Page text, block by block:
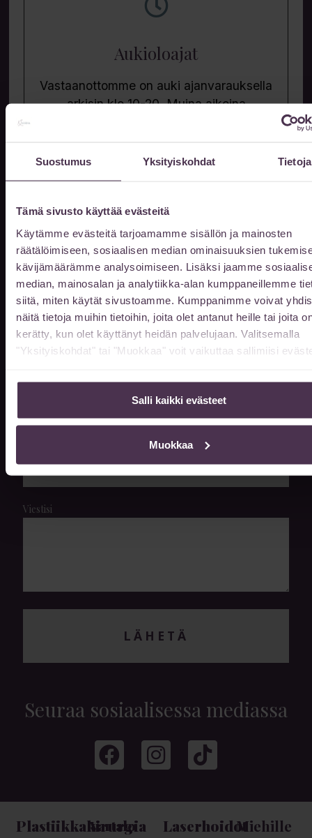
Suostumus Yksityiskohdat Tietoja
Tämä sivusto käyttää evästeitä
Käytämme evästeitä tarjoamamme sisällön ja mainosten
räätälöimiseen, sosiaalisen median ominaisuuksien
kävijämäärämme analysoimiseen. Lisäksi jaamme
median, mainosalan ja analytiikka-alan kumppaneillemme
siitä, miten käytät sivustoamme. Kumppanimme voivat
näitä tietoja muihin tietoihin, joita olet antanut heille tai joita
kerätty, kun olet käyttänyt heidän palvelujaan. Valitsemalla
"Yksityiskohdat" tai "Muokkaa" voit vaikuttaa sallimiisi
Salli kaikki evästeet
Muokkaa
Aukioloajat
Vastaanottomme on auki ajanvarauksella
arkisin klo 10-20. Muina aikoina
Kun saavut ennen klo 8, tai klo 16 jälkeen
Jätä meille viesti
Etunimi
Sukunimi
Viestisi
LÄHETÄ
Seuraa sosiaalisessa mediassa
Plastiikkakirurgia
Vartalo LaserhoidotMiehille